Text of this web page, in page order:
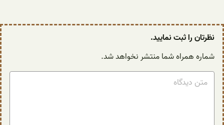
نظرتان را ثبت نمایید.
شماره همراه شما منتشر نخواهد شد.